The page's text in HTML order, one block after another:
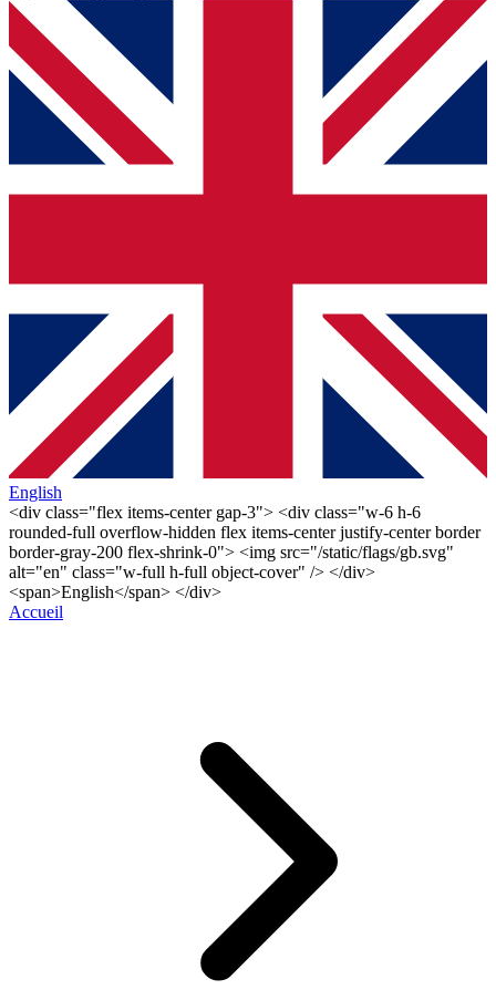
English
<div class="flex items-center gap-3"> <div class="w-6 h-6
rounded-full overflow-hidden flex items-center justify-center border
border-gray-200 flex-shrink-0"> <img src="/static/flags/gb.svg"
alt="en" class="w-full h-full object-cover" /> </div>
<span>English</span> </div>
Accueil